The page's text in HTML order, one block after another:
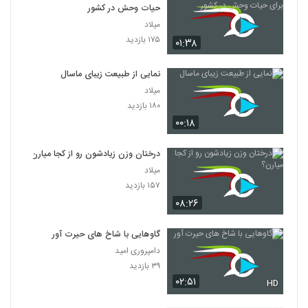
42
ضیافت ساردین خوری 1
ضیافت ساردین خوری 2
مستند خاندان ها ۲ - پنگوئن امپراتور
46
شیر و زرافه
مستند خاندان ها 4 - گرگهای خالدار
۷۹۹ بازدید
۰۱:۳۸
حیات وحش در کشور
میلاد
۱۷۵ بازدید
۰۰:۱۸
نمایی از طبیعت زیبای ماسال
میلاد
۱۸۰ بازدید
۰۸:۲۶
درختان وزن زیادشون رو از کجا میارن؟
میلاد
۱۵۷ بازدید
۰۲:۵۱ HD
گاوهایی با شاخ های حیرت آور
دامپروری امید
۳۹ بازدید